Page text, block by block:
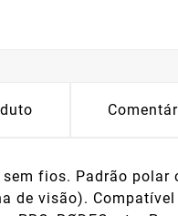
fios. Padrão
de visão).